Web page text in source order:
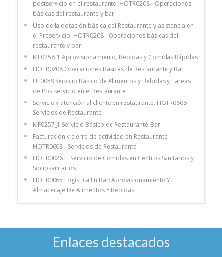
postservicio en el restaurante. HOTR0208 - Operaciones
básicas del restaurante y bar
Uso de la dotación básica del Restaurante y asistencia en
el Preservicio. HOTR0208 - Operaciones básicas del
restaurante y bar
MF0258_1 Aprovisionamiento, Bebidas y Comidas Rápidas
HOTR0208 Operaciones Básicas de Restaurante y Bar
UF0059 Servicio Básico de Alimentos y Bebidas y Tareas
de Postservicio en el Restaurante
Servicio y atención al cliente en restaurante. HOTR0608 -
Servicios de Restaurante
MF0257_1 Servicio Básico de Restaurante-Bar
Facturación y cierre de actividad en Restaurante.
HOTR0608 - Servicios de Restaurante
HOTR0026 El Servicio de Comidas en Centros Sanitarios y
Sociosanitarios
HOTR0065 Logística En Bar: Aprovisionamiento Y
Almacenaje De Alimentos Y Bebidas
Enlaces destacados